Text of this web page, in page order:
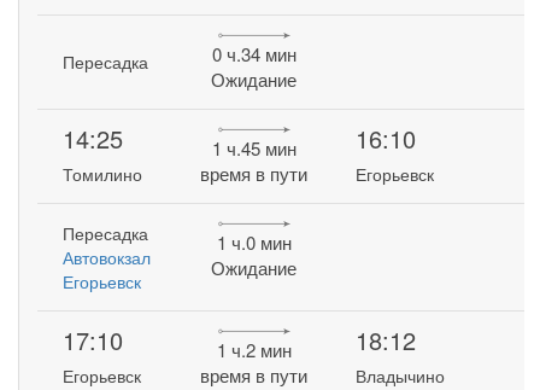
Пересадка
0 ч.34 мин
Ожидание
14:25
Томилино
1 ч.45 мин
время в пути
16:10
Егорьевск
Пересадка
Автовокзал
Егорьевск
1 ч.0 мин
Ожидание
17:10
Егорьевск
1 ч.2 мин
время в пути
18:12
Владычино